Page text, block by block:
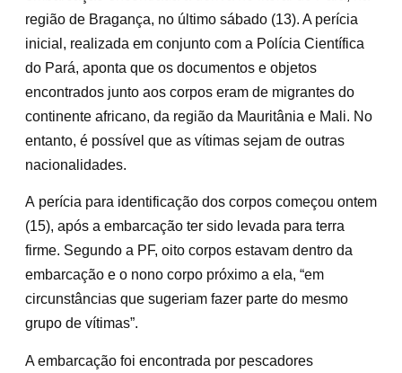
região de Bragança, no último sábado (13). A perícia
inicial, realizada em conjunto com a Polícia Científica
do Pará, aponta que os documentos e objetos
encontrados junto aos corpos eram de migrantes do
continente africano, da região da Mauritânia e Mali. No
entanto, é possível que as vítimas sejam de outras
nacionalidades.
A perícia para identificação dos corpos começou ontem
(15), após a embarcação ter sido levada para terra
firme. Segundo a PF, oito corpos estavam dentro da
embarcação e o nono corpo próximo a ela, “em
circunstâncias que sugeriam fazer parte do mesmo
grupo de vítimas”.
A embarcação foi encontrada por pescadores